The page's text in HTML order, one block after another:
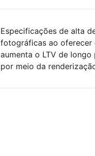
Especificações de alta
fotográficas ao oferecer
aumenta o LTV de
por meio da